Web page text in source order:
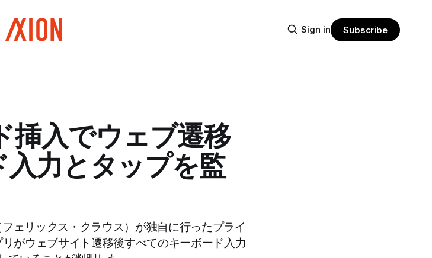
Sign in Subscribe
挿入でウェブ遷移
力とタップを監
ェリックス・クラウス）が独自に行ったプライ
がウェブサイト遷移後すべてのキーボード入力